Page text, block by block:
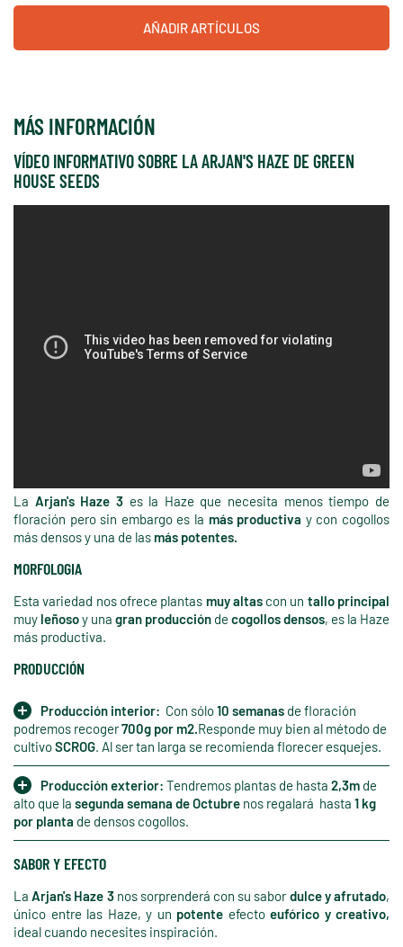
AÑADIR ARTÍCULOS
MÁS INFORMACIÓN
VÍDEO INFORMATIVO SOBRE LA ARJAN'S HAZE DE GREEN
HOUSE SEEDS
La Arjan's Haze 3es la Haze que necesita menos tiempo de
floración pero sin embargo es la más productiva y con cogollos
más densos y una de las más potentes.
MORFOLOGIA
Esta variedad nos ofrece plantas muy altascon un tallo principal
muy leñosoy una gran producción de cogollos densos, es la Haze
más productiva.
PRODUCCIÓN
Producción interior: Con sólo10 semanas de floración
podremos recoger700g por m2.Responde muy bien al método de
cultivoSCROG. Al ser tan larga se recomienda florecer esquejes.
Producción exterior: Tendremos plantas de hasta 2,3m de
alto que la segunda semana de Octubre nos regalará hasta 1 kg
por planta de densos cogollos.
SABOR Y EFECTO
La Arjan's Haze 3nos sorprenderá con su sabordulce y afrutado,
único entre las Haze, y un potente efecto eufórico y creativo,
ideal cuando necesites inspiración.